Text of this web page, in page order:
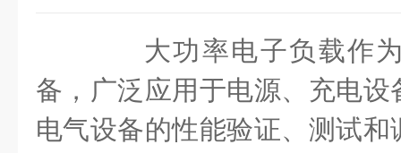
大功率电子负载作为
备，广泛应用于电源、充电
电气设备的性能验证、测试